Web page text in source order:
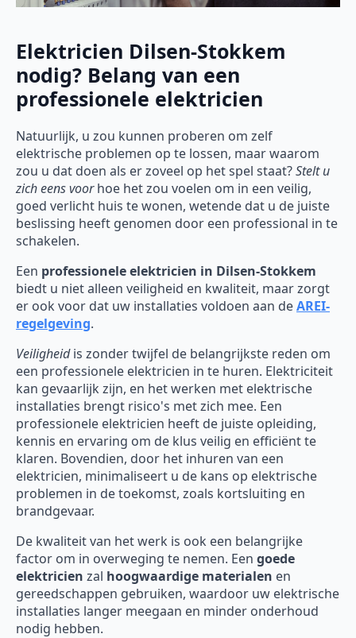
Elektricien Dilsen-Stokkem
nodig? Belang van een
professionele elektricien
Natuurlijk, u zou kunnen proberen om zelf
elektrische problemen op te lossen, maar waarom
zou u dat doen als er zoveel op het spel staat?Stelt u
zich eens voorhoe het zou voelen om in een veilig,
goed verlicht huis te wonen, wetende dat u de juiste
beslissing heeft genomen door een professional in te
schakelen.
Een professionele elektricien in Dilsen-Stokkem
biedt u niet alleen veiligheid en kwaliteit, maar zorgt
er ook voor dat uw installaties voldoen aan deAREI-
regelgeving.
Veiligheidis zonder twijfel de belangrijkste reden om
een professionele elektricien in te huren. Elektriciteit
kan gevaarlijk zijn, en het werken met elektrische
installaties brengt risico's met zich mee. Een
professionele elektricien heeft de juiste opleiding,
kennis en ervaring om de klus veilig en efficiënt te
klaren. Bovendien, door het inhuren van een
elektricien, minimaliseert u de kans op elektrische
problemen in de toekomst, zoals kortsluiting en
brandgevaar.
De kwaliteit van het werk is ook een belangrijke
factor om in overweging te nemen. Een goede
elektricien zal hoogwaardige materialen en
gereedschappen gebruiken, waardoor uw elektrische
installaties langer meegaan en minder onderhoud
nodig hebben.